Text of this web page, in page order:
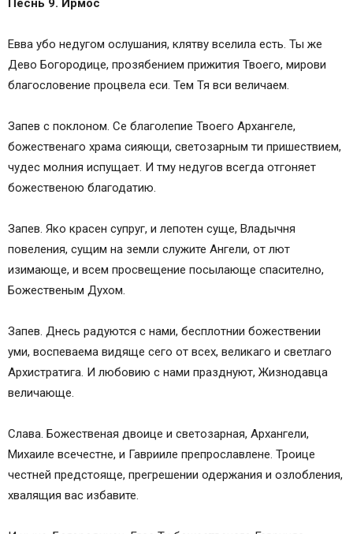
Песнь 9. Ирмос
Евва убо недугом ослушания, клятву вселила есть. Ты же
Дево Богородице, прозябением прижития Твоего, мирови
благословение процвела еси. Тем Тя вси величаем.
Запев с поклоном. Се благолепие Твоего Архангеле,
божественаго храма сияющи, светозарным ти пришествием,
чудес молния испущает. И тму недугов всегда отгоняет
божественою благодатию.
Запев. Яко красен супруг, и лепотен суще, Владычня
повеления, сущим на земли служите Ангели, от лют
изимающе, и всем просвещение посылающе спасително,
Божественым Духом.
Запев. Днесь радуются с нами, бесплотнии божествении
уми, воспеваема видяще сего от всех, великаго и светлаго
Архистратига. И любовию с нами празднуют, Жизнодавца
величающе.
Слава. Божественая двоице и светозарная, Архангели,
Михаиле всечестне, и Гаврииле препрославлене. Троице
честней предстояще, прегрешении одержания и озлобления,
хвалящия вас избавите.